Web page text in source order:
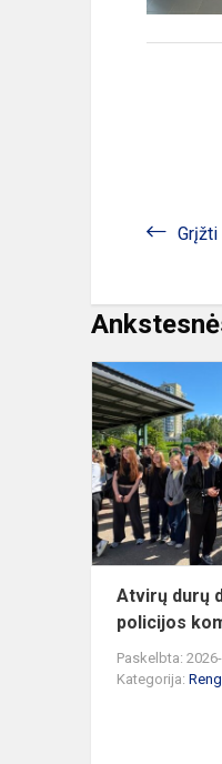
Grįžti
Atvirų durų
policijos
Paskelbta:
Kategorija: